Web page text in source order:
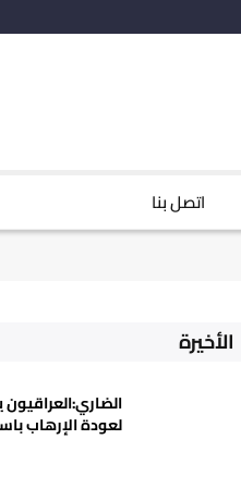
اتصل بنا
الأخيرة
لعودة الإرهاب